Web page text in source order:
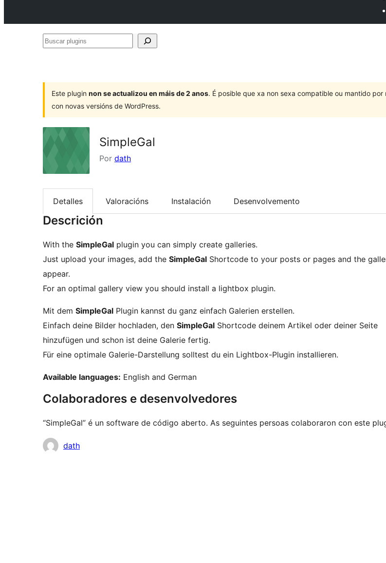
Buscar
Este plugin non se actualizou en máis de 2 anos. É posible que xa non sexa compatible ou mantido
con novas versións de WordPress.
SimpleGal
Por dath
Detalles Valoracións Instalación Desenvolvemento
Descrición
With the SimpleGal plugin you can simply create galleries.
Just upload your images, add the SimpleGal Shortcode to your posts or pages and the
appear.
For an optimal gallery view you should install a lightbox plugin.
Mit dem SimpleGal Plugin kannst du ganz einfach Galerien erstellen.
Einfach deine Bilder hochladen, den SimpleGal Shortcode deinem Artikel oder deiner Seite
hinzufügen und schon ist deine Galerie fertig.
Für eine optimale Galerie-Darstellung solltest du ein Lightbox-Plugin installieren.
Available languages: English and German
Colaboradores e desenvolvedores
“SimpleGal” é un software de código aberto. As seguintes persoas colaboraron con este
Colaboradores
dath